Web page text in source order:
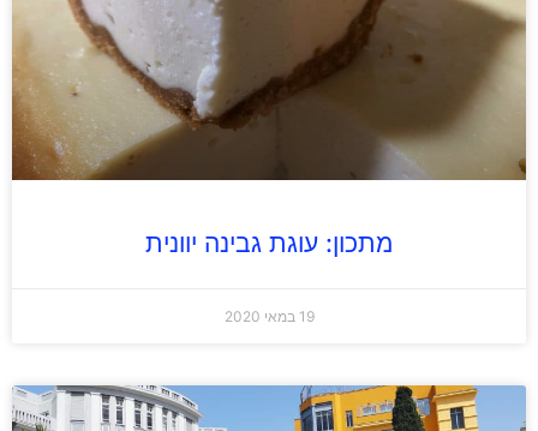
מתכון: עוגת גבינה יוונית
19 במאי 2020